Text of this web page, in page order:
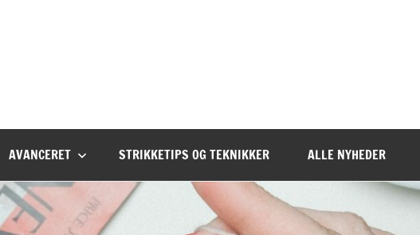
AVANCERET STRIKKETIPS OG TEKNIKKER ALLE NYHEDER